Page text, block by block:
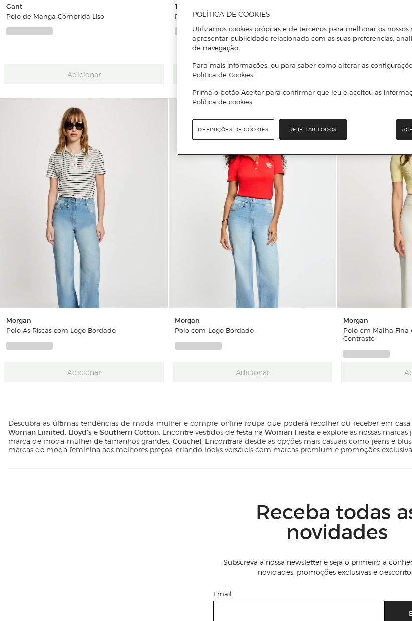
Gant
Polo de Manga Comprida Liso
Adicionar
Tommy Jeans
Polo Relaxed Fit com Desenho às Riscas
Adicionar
Morgan
Polo Às Riscas com Logo Bordado
Adicionar
Morgan
Polo com Logo Bordado
Adicionar
Morgan
Polo em Malha Fina
Contraste
Descubra as últimas tendências de moda mulher e compre online roupa que poderá recolher ou receber em
Woman Limited, Lloyd’s e Southern Cotton. Encontre vestidos de festa na Woman Fiesta e explore as nossas marcas
marca de moda mulher de tamanhos grandes, Couchel. Encontrará desde as opções mais casuais como jeans e
marcas de moda feminina aos melhores preços, criando looks versáteis com marcas premium e promoções
Receba todas
novidades
Subscreva a nossa newsletter e seja o primeiro a
novidades, promoções exclusivas e
Email
POLÍTICA DE COOKIES
Utilizamos cookies próprias e de terceiros para melhorar os nossos
apresentar publicidade relacionada com as suas preferências,
de navegação.
Para mais informações, ou para saber como alterar as
Política de Cookies.
Prima o botão Aceitar para confirmar que leu e aceitou as
Política de cookies
REJEITAR TODOS
DEFINIÇÕES DE COOKIES